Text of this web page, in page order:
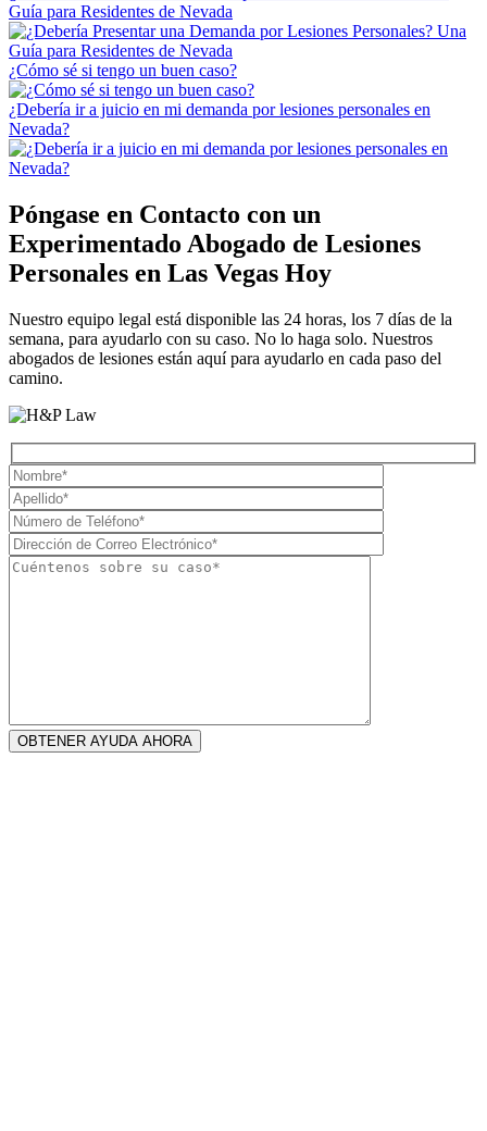
Guía para Residentes de Nevada
¿Cómo sé si tengo un buen caso?
¿Debería ir a juicio en mi demanda por lesiones personales en
Nevada?
Póngase en Contacto con un
Experimentado Abogado de Lesiones
Personales en Las Vegas Hoy
Nuestro equipo legal está disponible las 24 horas, los 7 días de la
semana, para ayudarlo con su caso. No lo haga solo. Nuestros
abogados de lesiones están aquí para ayudarlo en cada paso del
camino.